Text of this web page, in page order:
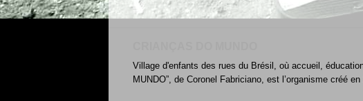
Village d'enfants des rues du Brésil, où accueil,
MUNDO”, de Coronel Fabriciano, est l’organisme créé